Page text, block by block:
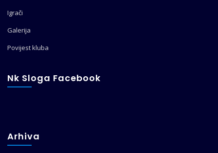
Igrači
Galerija
Povijest kluba
Nk Sloga Facebook
Arhiva